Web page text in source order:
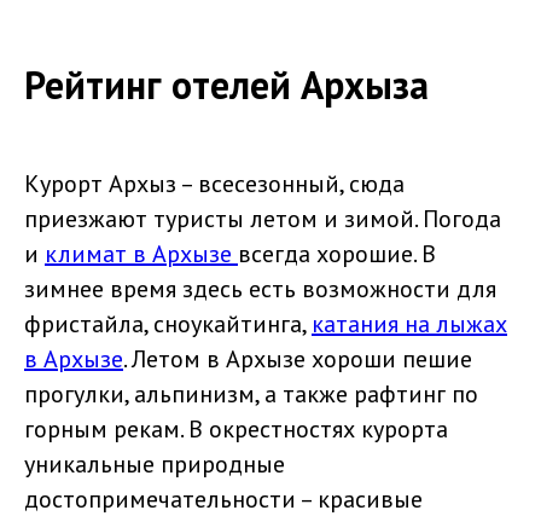
Рейтинг отелей Архыза
Курорт Архыз – всесезонный, сюда
приезжают туристы летом и зимой. Погода
и климат в Архызе всегда хорошие. В
зимнее время здесь есть возможности для
фристайла, сноукайтинга, катания на лыжах
в Архызе. Летом в Архызе хороши пешие
прогулки, альпинизм, а также рафтинг по
горным рекам. В окрестностях курорта
уникальные природные
достопримечательности – красивые